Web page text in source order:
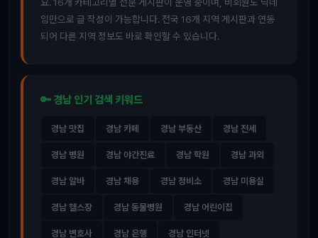
임만으로 글 작성이 가능합니다. 전국 16개 지역 게시판과 연동
되어 다른 지역 정보도 바로 확인할 수 있습니다.
🔑 경남 인기 검색 키워드
경남 맛집 경남 카페 경남 부동산 경남 전세
경남 병원 경남 야간진료 경남 학원 경남 과외
경남 알바 경남 채용 경남 정비소 경남 미용실
경남 헬스장 경남 동물병원 경남 어린이집
경남 변호사 경남 은행 경남 인터넷